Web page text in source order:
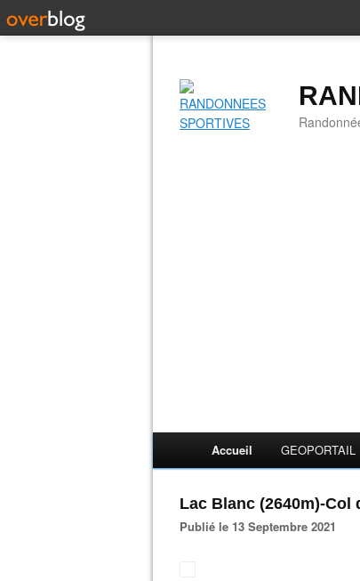
Accueil GEOPORTAIL
Lac Blanc (2640m)-Col
Publié le 13 Septembre 2021